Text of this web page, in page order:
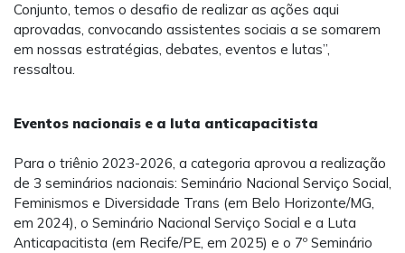
Conjunto, temos o desafio de realizar as ações aqui
aprovadas, convocando assistentes sociais a se somarem
em nossas estratégias, debates, eventos e lutas”,
ressaltou.
Eventos nacionais e a luta anticapacitista
Para o triênio 2023-2026, a categoria aprovou a realização
de 3 seminários nacionais: Seminário Nacional Serviço Social,
Feminismos e Diversidade Trans (em Belo Horizonte/MG,
em 2024), o Seminário Nacional Serviço Social e a Luta
Anticapacitista (em Recife/PE, em 2025) e o 7º Seminário